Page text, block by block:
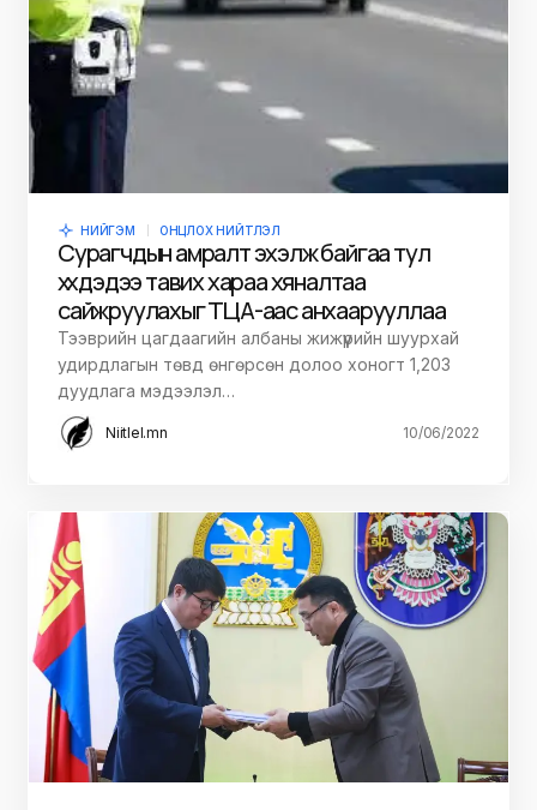
НИЙГЭМ ОНЦЛОХ НИЙТЛЭЛ
Сурагчдын амралт эхэлж байгаа тул
хүүхдэдээ тавих хараа хяналтаа
сайжруулахыг ТЦА-аас анхаарууллаа
Тээврийн цагдаагийн албаны жижүүрийн шуурхай
удирдлагын төвд өнгөрсөн долоо хоногт 1,203
дуудлага мэдээлэл…
Niitlel.mn 10/06/2022